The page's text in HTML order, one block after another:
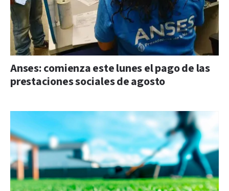
Anses: comienza este lunes el pago de las
prestaciones sociales de agosto